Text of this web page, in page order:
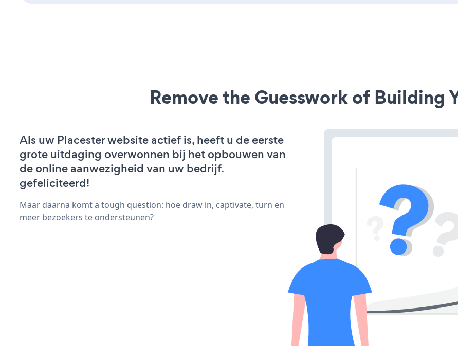
Remove the Guesswork of Building
Als uw Placester website actief is, heeft u de eerste
grote uitdaging overwonnen bij het opbouwen van
de online aanwezigheid van uw bedrijf.
gefeliciteerd!
Maar daarna komt a tough question: hoe draw in, captivate, turn en
meer bezoekers te ondersteunen?